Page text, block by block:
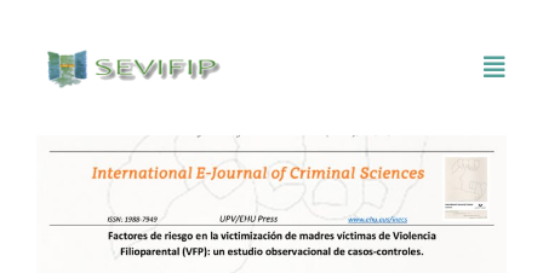
contenido